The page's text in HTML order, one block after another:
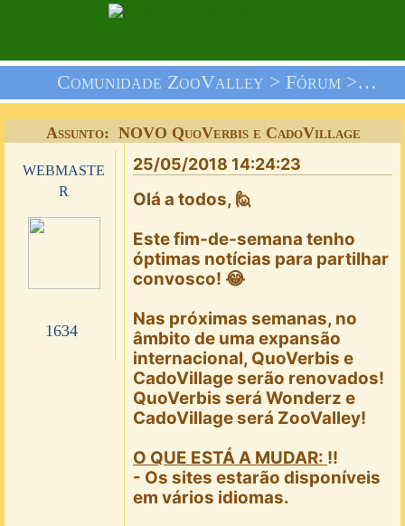
Comunidade ZooValley > Fórum> Nós
Assunto: NOVO QuoVerbis e CadoVillage
webmaste
r
1634
25/05/2018 14:24:23
Olá a todos, 🙋
Este fim-de-semana tenho
óptimas notícias para partilhar
convosco! 😂
Nas próximas semanas, no
âmbito de uma expansão
internacional, QuoVerbis e
CadoVillage serão renovados!
QuoVerbis será Wonderz e
CadoVillage será ZooValley!
O QUE ESTÁ A MUDAR: !!
- Os sites estarão disponíveis
em vários idiomas.